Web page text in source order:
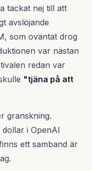
tackat nej till att
avslöjande
som oväntat drog
var nästan
redan var
"tjäna på att
granskning.
i OpenAI
ett samband är